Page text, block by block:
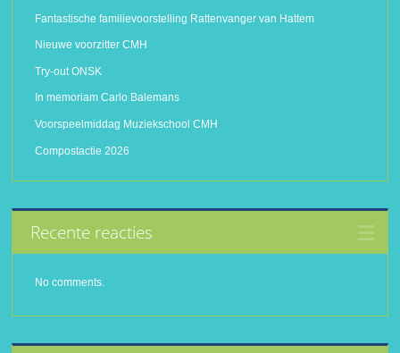
Fantastische familievoorstelling Rattenvanger van Hattem
Nieuwe voorzitter CMH
Try-out ONSK
In memoriam Carlo Balemans
Voorspeelmiddag Muziekschool CMH
Compostactie 2026
Recente reacties
No comments.